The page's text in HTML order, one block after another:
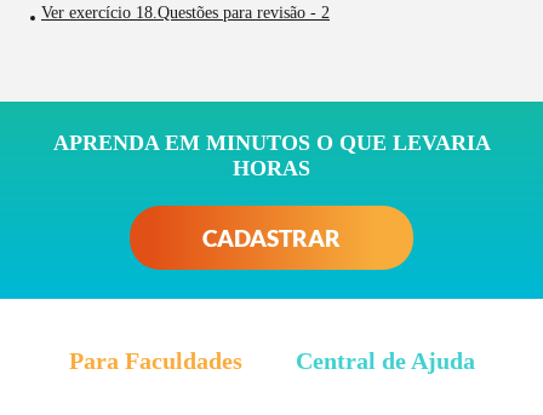
Ver exercício 18.Questões para revisão - 2
APRENDA EM MINUTOS O QUE LEVARIA
HORAS
CADASTRAR
Para Faculdades Central de Ajuda